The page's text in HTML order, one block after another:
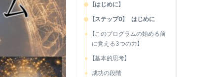
【はじめに】
【ステップ0】 はじめに
【このプログラムの始める前
に覚える3つの力】
【基本的思考】
成功の段階